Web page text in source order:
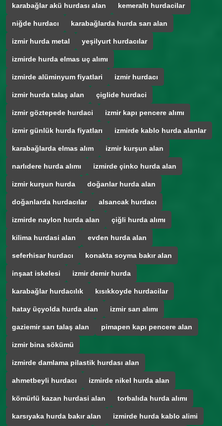
karabağlar akü hurdası alan kemeraltı hurdacilar
niğde hurdacı karabağlarda hurda sarı alan
izmir hurda metal yeşilyurt hurdacılar
izmirde hurda elmas uç alımı
izmirde alüminyum fiyatlari izmir hurdacı
izmir hurda talaş alan çiglide hurdaci
izmir göztepede hurdaci izmir kapı pencere alımı
izmir günlük hurda fiyatları izmirde kablo hurda alanlar
karabağlarda elmas alım izmir kurşun alan
narlıdere hurda alımı izmirde çinko hurda alan
izmir kurşun hurda doğanlar hurda alan
doğanlarda hurdacılar alsancak hurdacı
izmirde naylon hurda alan çiğli hurda alımı
kilima hurdasi alan evden hurda alan
seferhisar hurdacı konakta soyma bakır alan
inşaat iskelesi izmir demir hurda
karabağlar hurdacılık kısıkkoyde hurdacilar
hatay üçyolda hurda alan izmir sarı alımı
gaziemir sarı talaş alan pimapen kapı pencere alan
izmir bina sökümü
izmirde damlama pilastik hurdası alan
ahmetbeyli hurdacı izmirde nikel hurda alan
kömürlü kazan hurdasi alan torbalıda hurda alımı
karsıyaka hurda bakır alan izmirde hurda kablo alimi